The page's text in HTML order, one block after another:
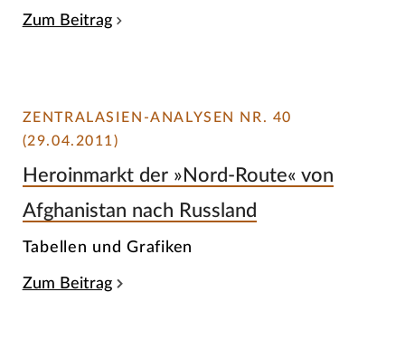
Zum Beitrag
ZENTRALASIEN-ANALYSEN NR. 40
(29.04.2011)
Heroinmarkt der »Nord-Route« von
Afghanistan nach Russland
Tabellen und Grafiken
Zum Beitrag